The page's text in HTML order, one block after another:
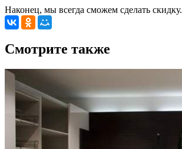
Наконец, мы всегда сможем сделать скидку.
Cмотрите также